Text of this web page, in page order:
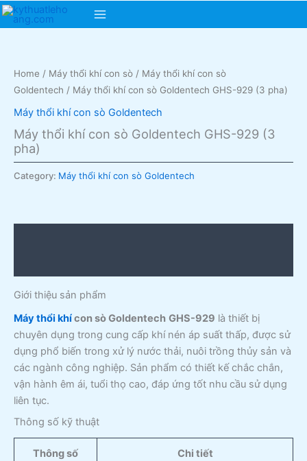
Skip
Main
Home / Máy thổi khí con sò / Máy thổi khí con sò
Goldentech / Máy thổi khí con sò Goldentech GHS-929 (3 pha)
Máy thổi khí con sò Goldentech
Máy thổi khí con sò Goldentech GHS-929 (3
pha)
Category: Máy thổi khí con sò Goldentech
Giới thiệu sản phẩm
Máy thổi khícon sò Goldentech GHS-929 là thiết bị
chuyên dụng trong cung cấp khí nén áp suất thấp, được sử
dụng phổ biến trong xử lý nước thải, nuôi trồng thủy sản và
các ngành công nghiệp. Sản phẩm có thiết kế chắc chắn,
vận hành êm ái, tuổi thọ cao, đáp ứng tốt nhu cầu sử dụng
liên tục.
Thông số kỹ thuật
Thông số Chi tiết